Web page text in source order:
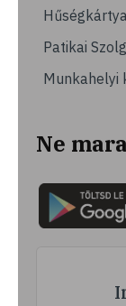
Patikai
Munkahelyi
Ne